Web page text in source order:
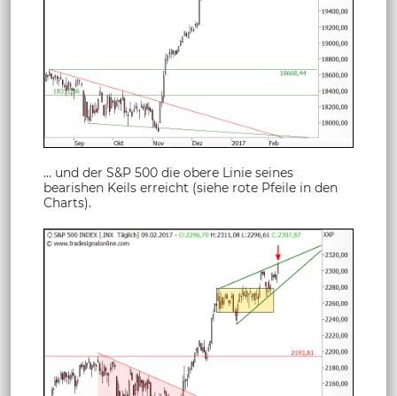
… und der S&P 500 die obere Linie seines
bearishen Keils erreicht (siehe rote Pfeile in den
Charts).